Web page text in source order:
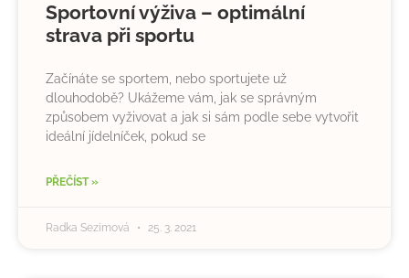
Sportovní výživa – optimální
strava při sportu
Začínáte se sportem, nebo sportujete už
dlouhodobě? Ukážeme vám, jak se správným
způsobem vyživovat a jak si sám podle sebe vytvořit
ideální jídelníček, pokud se
PŘEČÍST »
Radka Sezimová 25. 3. 2021